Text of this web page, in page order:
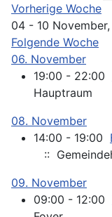
Vorherige Woche
04 - 10
Folgende Woche
06. November
19:00 - 22:00
Hauptraum
08. November
14:00 - 19:00
::
09. November
09:00 - 12:00